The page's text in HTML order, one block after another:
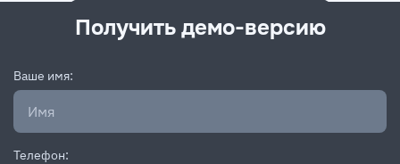
Получить демо-версию
Ваше имя:
Телефон: